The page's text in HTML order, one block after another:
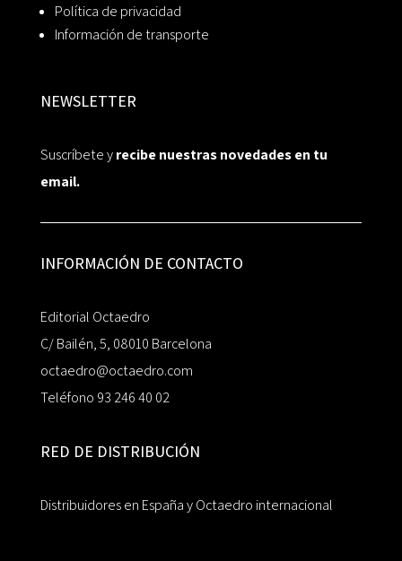
Política de privacidad
Información de transporte
NEWSLETTER
Suscríbete yrecibe nuestras novedades en tu
email.
INFORMACIÓN DE CONTACTO
Editorial Octaedro
C/ Bailén, 5, 08010 Barcelona
octaedro@octaedro.com
Teléfono 93 246 40 02
RED DE DISTRIBUCIÓN
Distribuidores en España y Octaedro internacional